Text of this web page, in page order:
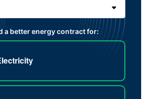
a better energy contract for: